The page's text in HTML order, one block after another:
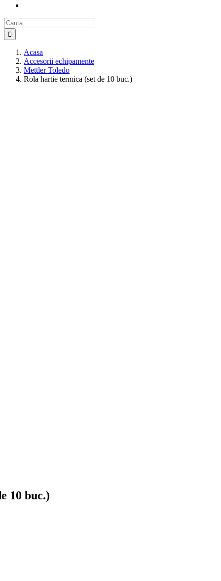
Cautare...
Acasa
Accesorii echipamente
Mettler Toledo
Rola hartie termica (set de 10 buc.)
10 buc.)